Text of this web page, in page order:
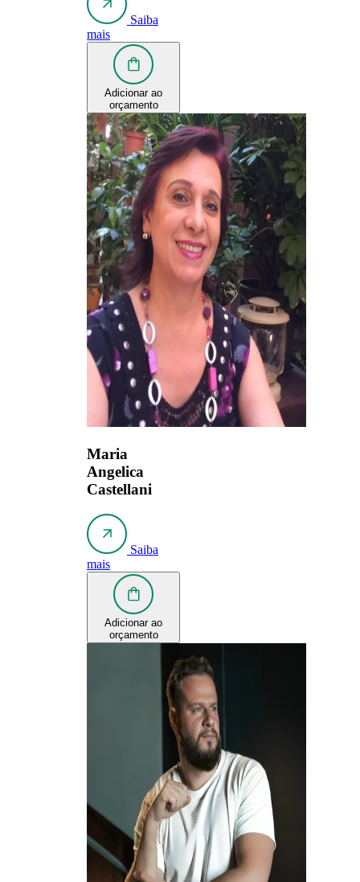
Saiba
mais
Adicionar ao
orçamento
Maria
Angelica
Castellani
Saiba
mais
Adicionar ao
orçamento